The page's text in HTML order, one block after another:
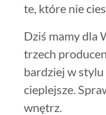
te, które nie
Dziś mamy dla
trzech
bardziej w stylu
cieplejsze.
wnętrz.